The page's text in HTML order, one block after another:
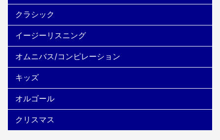
クラシック
イージーリスニング
オムニバス/コンピレーション
キッズ
オルゴール
クリスマス